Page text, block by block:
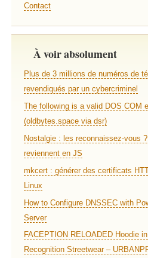
Contact
À voir absolument
Plus de 3 millions de numéros de
revendiqués par un cybercriminel
The following is a valid DOS COM
(oldbytes.space via dsr)
Nostalgie : les reconnaissez-vous
reviennent en JS
mkcert : générer des certificats
Linux
How to Configure DNSSEC with
Server
FACEPTION RELOADED Hoodie
Recognition Streetwear –